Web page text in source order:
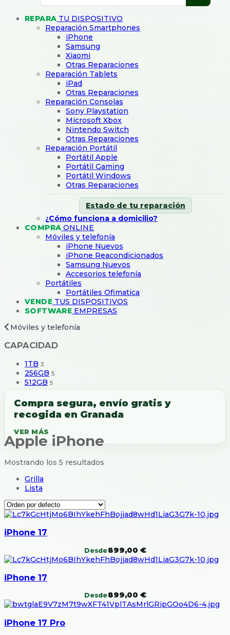
REPARA TU DISPOSITIVO
Reparación Smartphones
iPhone
Samsung
Xiaomi
Otras Reparaciones
Reparación Tablets
iPad
Otras Reparaciones
Reparación Consolas
Sony Playstation
Microsoft Xbox
Nintendo Switch
Otras Reparaciones
Reparación Portátil
Portátil Apple
Portátil Gaming
Portátil Windows
Otras Reparaciones
Estado de tu reparación
¿Cómo funciona a domicilio?
COMPRA ONLINE
Móviles y telefonía
iPhone Nuevos
iPhone Reacondicionados
Samsung Nuevos
Accesorios telefonía
Portátiles
Portátiles Ofimatica
VENDE TUS DISPOSITIVOS
SOFTWARE EMPRESAS
Móviles y telefonía
CAPACIDAD
1TB 3
256GB 5
512GB 5
Compra segura, envío gratis y
recogida en Granada
Apple iPhone
Mostrando los 5 resultados
Grilla
Lista
iPhone 17
Desde899,00 €
iPhone 17
Desde899,00 €
iPhone 17 Pro